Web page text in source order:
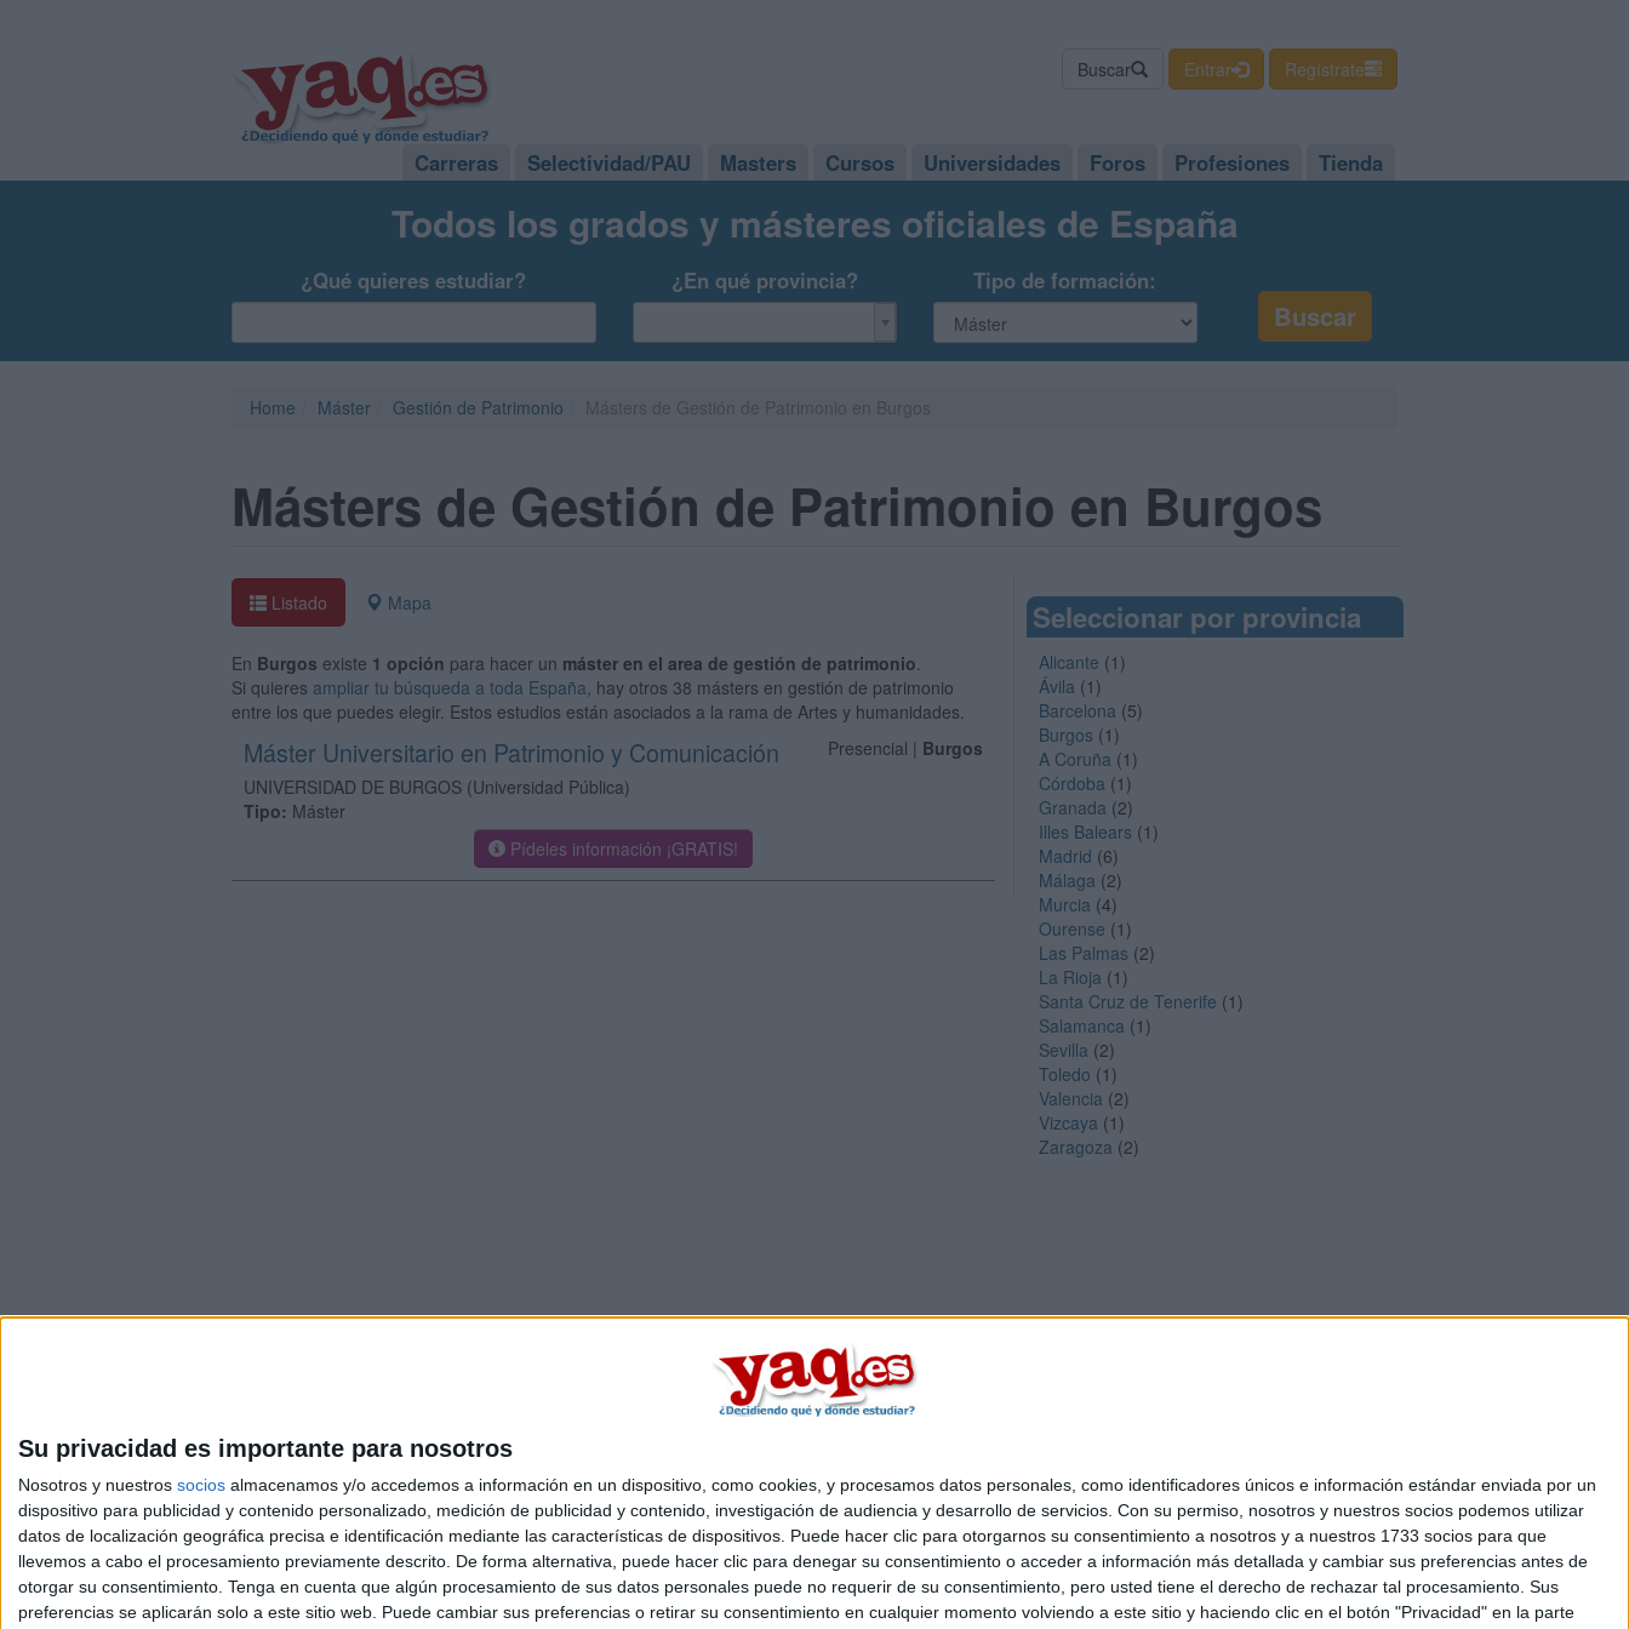
Su privacidad es importante para nosotros
Nosotros y nuestros socios almacenamos y/o accedemos a información en un dispositivo, como cookies, y procesamos datos personales, como identificadores únicos e información estándar enviada por un
dispositivo para publicidad y contenido personalizado, medición de publicidad y contenido, investigación de audiencia y desarrollo de servicios. Con su permiso, nosotros y nuestros socios podemos utilizar
datos de localización geográfica precisa e identificación mediante las características de dispositivos. Puede hacer clic para otorgarnos su consentimiento a nosotros y a nuestros 1733 socios para que
llevemos a cabo el procesamiento previamente descrito. De forma alternativa, puede hacer clic para denegar su consentimiento o acceder a información más detallada y cambiar sus preferencias antes de
otorgar su consentimiento. Tenga en cuenta que algún procesamiento de sus datos personales puede no requerir de su consentimiento, pero usted tiene el derecho de rechazar tal procesamiento. Sus
preferencias se aplicarán solo a este sitio web. Puede cambiar sus preferencias o retirar su consentimiento en cualquier momento volviendo a este sitio y haciendo clic en el botón "Privacidad" en la parte
Buscar Entrar Regístrate
Carreras Selectividad/PAU Masters Cursos Universidades Foros Profesiones Tienda
Todos los grados y másteres oficiales de España
¿Qué quieres estudiar? ¿En qué provincia? Tipo de formación:
Home Máster Gestión de Patrimonio
Másters de Gestión de Patrimonio en Burgos
Listado Mapa
En Burgos existe 1 opción para hacer un máster en el area de gestión de patrimonio.
Si quieres ampliar tu búsqueda a toda España, hay otros 38 másters en gestión de patrimonio
entre los que puedes elegir. Estos estudios están asociados a la rama de Artes y humanidades.
Presencial | Burgos
Máster Universitario en Patrimonio y Comunicación
UNIVERSIDAD DE BURGOS (Universidad Pública)
Tipo: Máster
Pídeles información ¡GRATIS!
Seleccionar por provincia
Alicante (1)
Ávila (1)
Barcelona (5)
Burgos (1)
A Coruña (1)
Córdoba (1)
Granada (2)
Illes Balears (1)
Madrid (6)
Málaga (2)
Murcia (4)
Ourense (1)
Las Palmas (2)
La Rioja (1)
Santa Cruz de Tenerife (1)
Salamanca (1)
Sevilla (2)
Toledo (1)
Valencia (2)
Vizcaya (1)
Zaragoza (2)
Quiénes somos|Contactar|Anúnciate
Aviso legal|Politica de privacidad|Condiciones generales|Política de cookies
© 2003-2026Compás Mediterráneo S.L.- Diego de León 47 - 28006 Madrid [ESPAÑA] - Tel. +34 91 593 2767